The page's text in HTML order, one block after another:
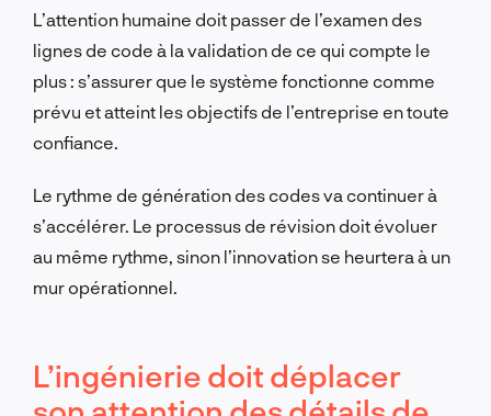
L’attention humaine doit passer de l’examen des
lignes de code à la validation de ce qui compte le
plus : s’assurer que le système fonctionne comme
prévu et atteint les objectifs de l’entreprise en toute
confiance.
Le rythme de génération des codes va continuer à
s’accélérer. Le processus de révision doit évoluer
au même rythme, sinon l’innovation se heurtera à un
mur opérationnel.
L’ingénierie doit déplacer